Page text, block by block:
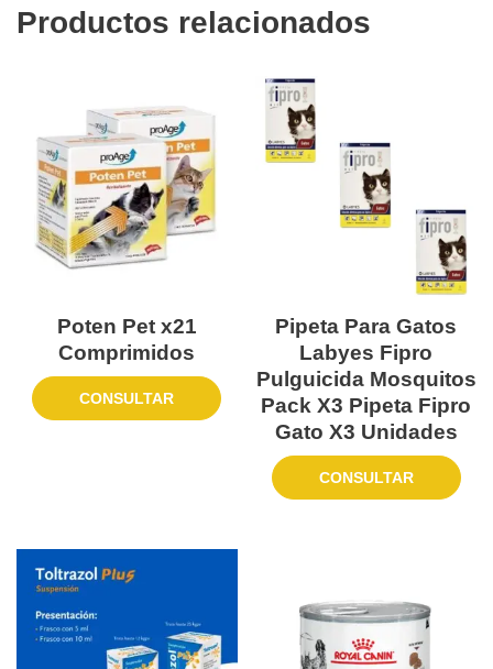
Productos relacionados
Poten Pet x21
Comprimidos
CONSULTAR
Pipeta Para Gatos
Labyes Fipro
Pulguicida Mosquitos
Pack X3 Pipeta Fipro
Gato X3 Unidades
CONSULTAR